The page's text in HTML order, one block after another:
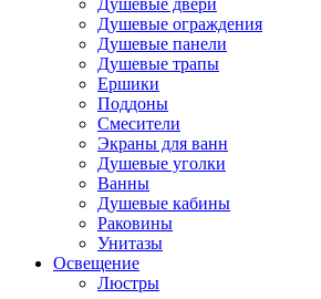
Душевые двери
Душевые ограждения
Душевые панели
Душевые трапы
Ершики
Поддоны
Смесители
Экраны для ванн
Душевые уголки
Ванны
Душевые кабины
Раковины
Унитазы
Освещение
Люстры